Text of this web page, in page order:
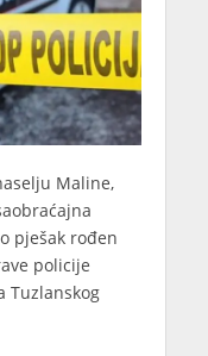
Maline,
pješak rođen
policije
Tuzlanskog